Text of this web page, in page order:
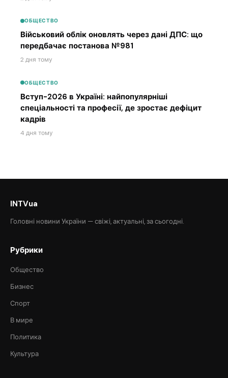
ОБЩЕСТВО
Військовий облік оновлять через дані ДПС: що
передбачає постанова №981
2 дня тому
ОБЩЕСТВО
Вступ-2026 в Україні: найпопулярніші
спеціальності та професії, де зростає дефіцит
кадрів
4 дня тому
INTVua
Головні новини України — свіжі, актуальні, за сьогодні.
Рубрики
Общество
Бизнес
Спорт
В мире
Политика
Культура